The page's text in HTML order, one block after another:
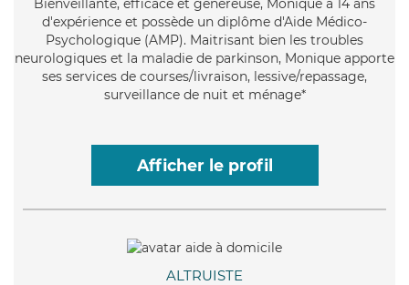
Bienveillante, efficace et généreuse, Monique a 14 ans
d'expérience et possède un diplôme d'Aide Médico-
Psychologique (AMP). Maitrisant bien les troubles
neurologiques et la maladie de parkinson, Monique apporte
ses services de courses/livraison, lessive/repassage,
surveillance de nuit et ménage*
Afficher le profil
ALTRUISTE